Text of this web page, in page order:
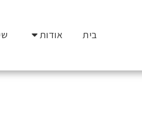
בית אודות